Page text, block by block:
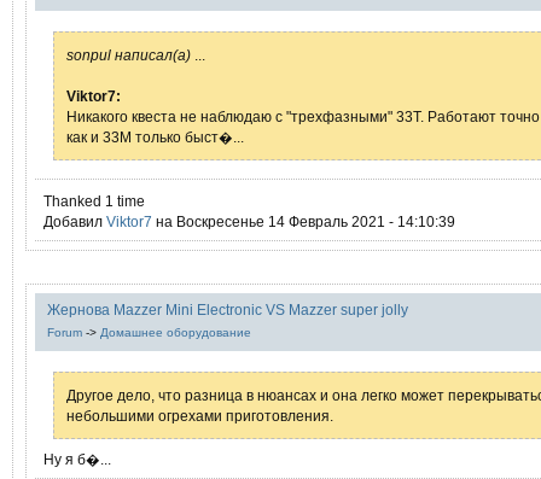
sonpul написал(а)
Viktor7:
Никакого квеста не наблюдаю с "трехфазными" 33T. Работают
как и 33M только быст�...
Thanked 1 time
Добавил Viktor7 на Воскресенье 14 Февраль 2021 - 14:10:39
Жернова Mazzer Mini Electronic VS Mazzer super jolly
Forum -> Домашнее оборудование
Другое дело, что разница в нюансах и она легко может
небольшими огрехами приготовления.
Ну я б�...